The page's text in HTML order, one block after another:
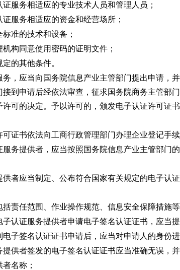
证服务相适应的专业技术人员和管理人员；
证服务相适应的资金和经营场所；
标准的技术和设备；
机构同意使用密码的证明文件；
的其他条件。
务，应当向国务院信息产业主管部门提出申请，
接到申请后经依法审查，征求国务院商务主管部
可的决定。予以许可的，颁发电子认证许可证
证书依法向工商行政管理部门办理企业登记手续
务提供者，应当按照国务院信息产业主管部门
供者应当制定、公布符合国家有关规定的电子认
责任范围、作业操作规范、信息安全保障措施等
子认证服务提供者申请电子签名认证证书，应当
子签名认证证书申请后，应当对申请人的身份
提供者签发的电子签名认证证书应当准确无误，
名称；